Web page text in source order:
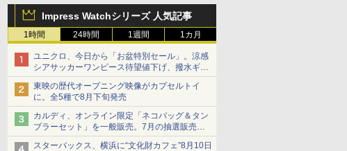
Impress Watchシリーズ 人気記事
1時間 24時間 1週間 1カ月
ユニクロ、今日から「お盆特別セール」。涼感
シアサッカーワンピース待望値下げ、撥水ギア
ショーツは1990円に
東映の歴代オープニング映像がカプセルトイ
に。全5種で8月下旬発売
カルディ、オンライン限定「ネコバッグ＆タン
ブラーセット」を一般販売。7月の抽選販売の
当選無効分
スターバックス、横浜に“文化財カフェ”8月10日